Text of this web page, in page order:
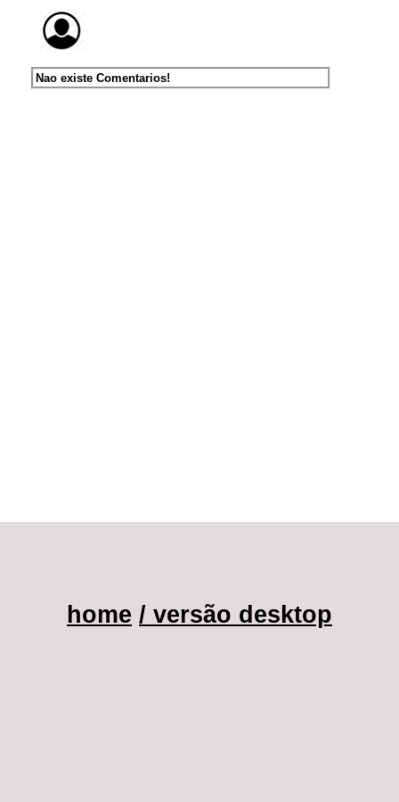
Nao existe Comentarios!
home / versão desktop